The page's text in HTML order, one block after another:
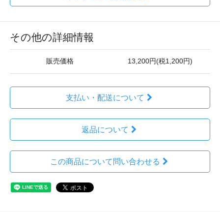
その他の詳細情報
販売価格 13,200円(税1,200円)
支払い・配送について
返品について
この商品について問い合わせる